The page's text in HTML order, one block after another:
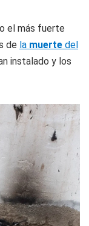
el más fuerte
de la muerte del
instalado y los